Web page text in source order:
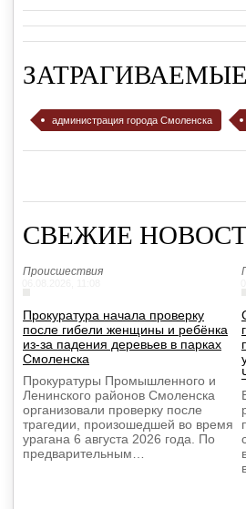
администрация города Смоленска
СВЕЖИЕ
Происшествия
Прокуратура начала проверку
после гибели женщины и ребёнка
из-за падения деревьев в парках
Смоленска
Прокуратуры Промышленного и
Ленинского районов Смоленска
организовали проверку после
трагедии, произошедшей во время
урагана 6 августа 2026 года. По
предварительным…